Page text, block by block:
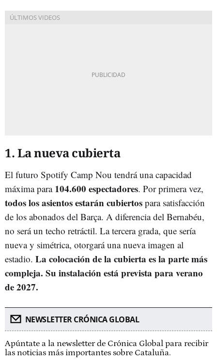
1. La nueva cubierta
El futuro Spotify Camp Nou tendrá una capacidad
máxima para 104.600 espectadores. Por primera vez,
todos los asientos estarán cubiertos para satisfacción
de los abonados del Barça. A diferencia del Bernabéu,
no será un techo retráctil. La tercera grada, que sería
nueva y simétrica, otorgará una nueva imagen al
estadio. La colocación de la cubierta es la parte más
compleja. Su instalación está prevista para verano
de 2027.
NEWSLETTER CRÓNICA GLOBAL
Apúntate a la newsletter de Crónica Global para recibir
las noticias más importantes sobre Cataluña.